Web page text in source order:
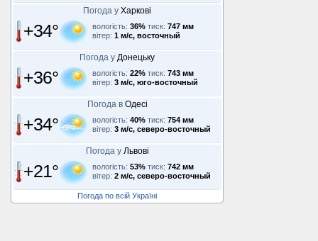
Погода у Харкові
+34° вологість: 36% тиск: 747 мм
вітер: 1 м/с, восточный
Погода у Донецьку
+36° вологість: 22% тиск: 743 мм
вітер: 3 м/с, юго-восточный
Погода в Одесі
+34° вологість: 40% тиск: 754 мм
вітер: 3 м/с, северо-восточный
Погода у Львові
+21° вологість: 53% тиск: 742 мм
вітер: 2 м/с, северо-восточный
Погода по всій Україні